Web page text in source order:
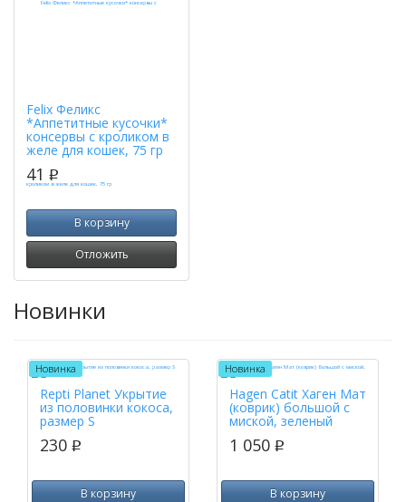
Felix Феликс
*Аппетитные кусочки*
консервы с кроликом в
желе для кошек, 75 гр
41 p
В корзину
Отложить
Новинки
Новинка
Repti Planet Укрытие
из половинки кокоса,
размер S
230 p
В корзину
Новинка
Hagen Catit Хаген Мат
(коврик) большой с
миской, зеленый
1 050 p
В корзину